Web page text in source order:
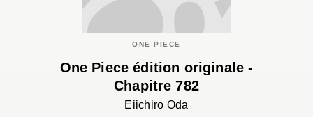
ONE PIECE
One Piece édition originale -
Chapitre 782
Eiichiro Oda